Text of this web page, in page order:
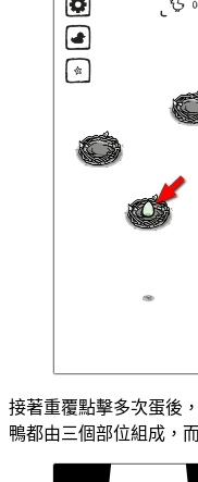
接著重覆點擊多次蛋後
鴨都由三個部位組成，